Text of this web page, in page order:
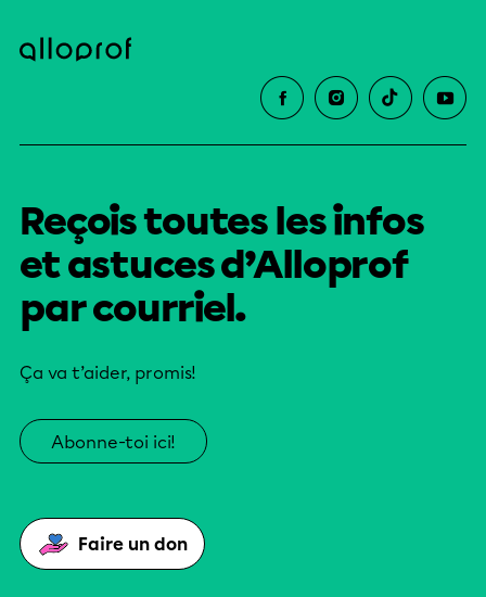
Reçois toutes les infos
et astuces d’Alloprof
par courriel.
Ça va t’aider, promis!
Abonne-toi ici!
Faire un don